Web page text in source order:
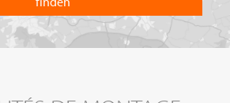
?
dans
lequel
vous
souhaitez